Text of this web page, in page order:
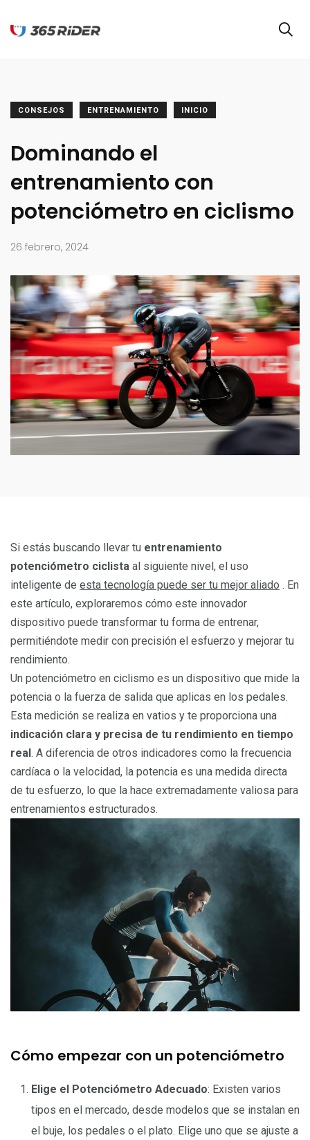
CONSEJOS ENTRENAMIENTO INICIO
Dominando el
entrenamiento con
potenciómetro en ciclismo
26 febrero, 2024
Si estás buscando llevar tu entrenamiento
potenciómetro ciclista al siguiente nivel, el uso
inteligente de esta tecnología puede ser tu mejor aliado . En
este artículo, exploraremos cómo este innovador
dispositivo puede transformar tu forma de entrenar,
permitiéndote medir con precisión el esfuerzo y mejorar tu
rendimiento.
Un potenciómetro en ciclismo es un dispositivo que mide la
potencia o la fuerza de salida que aplicas en los pedales.
Esta medición se realiza en vatios y te proporciona una
indicación clara y precisa de tu rendimiento en tiempo
real . A diferencia de otros indicadores como la frecuencia
cardíaca o la velocidad, la potencia es una medida directa
de tu esfuerzo, lo que la hace extremadamente valiosa para
entrenamientos estructurados.
Cómo empezar con un potenciómetro
Elige el Potenciómetro Adecuado: Existen varios
tipos en el mercado, desde modelos que se instalan en
el buje, los pedales o el plato. Elige uno que se ajuste a